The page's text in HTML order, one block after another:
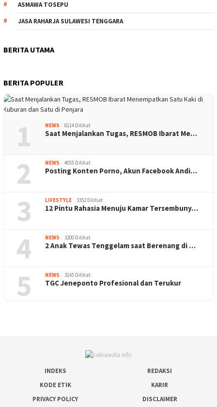
ASMAWA TOSEPU
JASA RAHARJA SULAWESI TENGGARA
BERITA UTAMA
BERITA POPULER
1 NEWS 6114 Dilihat
Saat Menjalankan Tugas, RESMOB Ibarat Me…
2 NEWS 4055 Dilihat
Posting Konten Porno, Akun Facebook Andi…
3 LIFESTYLE 3352 Dilihat
12 Pintu Rahasia Menuju Kamar Tersembuny…
4 NEWS 3200 Dilihat
2 Anak Tewas Tenggelam saat Berenang di …
5 NEWS 3145 Dilihat
TGC Jeneponto Profesional dan Terukur
INDEKS
REDAKSI
KODE ETIK
KARIR
PRIVACY POLICY
DISCLAIMER